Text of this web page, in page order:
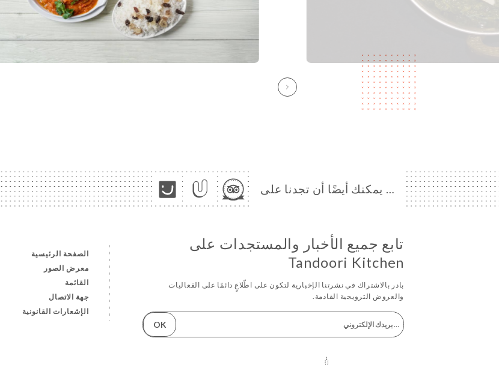
… يمكنك أيضًا أن تجدنا على
الصفحة الرئيسية
معرض الصور
القائمة
جهة الاتصال
الإشعارات القانونية
تابع جميع الأخبار والمستجدات على
Tandoori Kitchen
بادر بالاشتراك في نشرتنا الإخبارية لتكون على اطّلاعٍ دائمًا على الفعاليات
والعروض الترويجية القادمة.
OK